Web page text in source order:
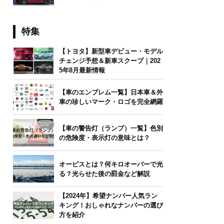
特集
【トヨタ】新型車デビュー・モデル
チェンジ予想＆新車スクープ｜202
5年8月最新情報
【車のエンブレム一覧】日本車＆外
車の珍しいマーク・ロゴを完全網羅
【車の警告灯（ランプ）一覧】色別
の危険度・表示灯の意味とは？
オービスとは？何キロオーバーで光
る？光らせた後の罰金など解説
【2024年】希望ナンバー人気ラン
キング！おしゃれなナンバーの選び
方を紹介